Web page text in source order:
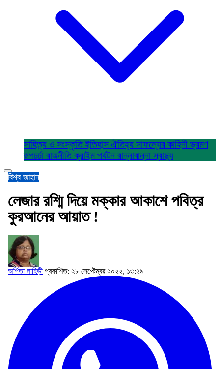
সাহিত্য ও সংস্কৃতিইতিহাস ঐতিহ্য সাফল্যের কাহিনীভ্রমণ
রূপচর্চা রাজনীতিক্রাইম পর্যটন রান্নাবান্নাস্বাস্থ্য
বিশ্ব জাহান
লেজার রশ্মি দিয়ে মক্কার আকাশে পবিত্র
কুরআনের আয়াত !
অর্পিতা লাহিড়ী প্রকাশিত: ২৮ সেপ্টেম্বর ২০২২, ১৩:২৯